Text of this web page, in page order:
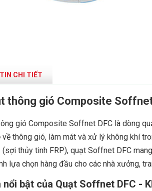
CHI TIẾT
thông gió Composite
gió Composite Soffnet DFC là dòng
về thông gió, làm mát và xử lý không khí
thủy tinh FRP), quạt Soffnet DFC
lựa chọn hàng đầu cho các nhà xưởng,
nổi bật của Quạt Soffnet DFC -